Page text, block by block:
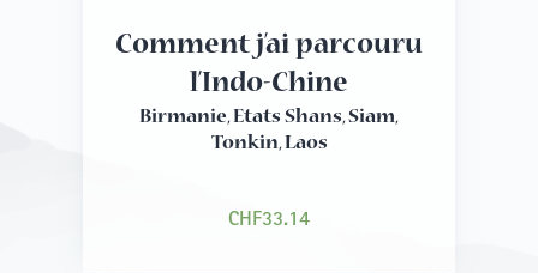
Comment j’ai parcouru
l’Indo-Chine
Birmanie, Etats Shans, Siam,
Tonkin, Laos
CHF33.14